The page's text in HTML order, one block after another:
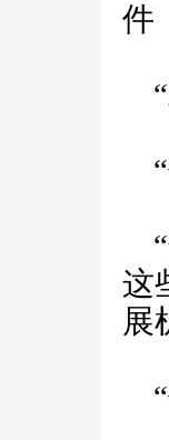
件
“
“
“
这
展
“